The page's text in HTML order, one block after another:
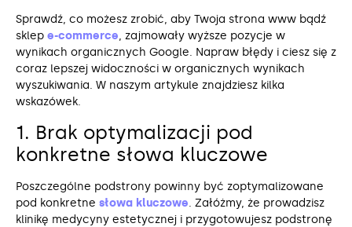
Sprawdź, co możesz zrobić, aby Twoja strona www bądź
sklep e-commerce, zajmowały wyższe pozycje w
wynikach organicznych Google. Napraw błędy i ciesz się z
coraz lepszej widoczności w organicznych wynikach
wyszukiwania. W naszym artykule znajdziesz kilka
wskazówek.
1. Brak optymalizacji pod
konkretne słowa kluczowe
Poszczególne podstrony powinny być zoptymalizowane
pod konkretne słowa kluczowe. Załóżmy, że prowadzisz
klinikę medycyny estetycznej i przygotowujesz podstronę